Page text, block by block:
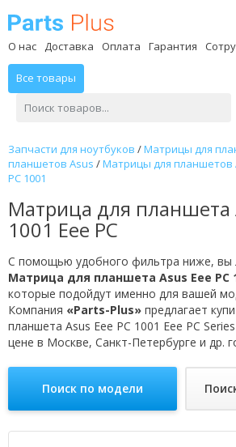
О нас Доставка Оплата Гарантия
Все товары
Запчасти для ноутбуков /Матрицы для
планшетов Asus /Матрицы для планшетов
PC 1001
Матрица для планшета
1001 Eee PC
С помощью удобного фильтра ниже, вы
Матрица для планшета Asus Eee PC
которые подойдут именно для вашей
Компания «Parts-Plus» предлагает
планшета Asus Eee PC 1001 Eee PC
цене в Москве, Санкт-Петербурге и др.
Поиск по модели